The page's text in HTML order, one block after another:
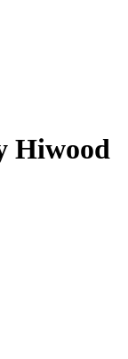
Hiwood